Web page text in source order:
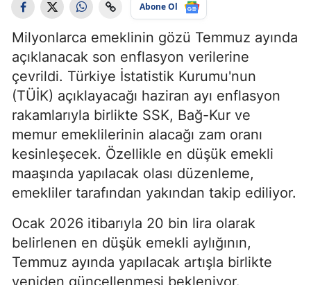
Abone Ol
Milyonlarca emeklinin gözü Temmuz ayında
açıklanacak son enflasyon verilerine
çevrildi. Türkiye İstatistik Kurumu'nun
(TÜİK) açıklayacağı haziran ayı enflasyon
rakamlarıyla birlikte SSK, Bağ-Kur ve
memur emeklilerinin alacağı zam oranı
kesinleşecek. Özellikle en düşük emekli
maaşında yapılacak olası düzenleme,
emekliler tarafından yakından takip ediliyor.
Ocak 2026 itibarıyla 20 bin lira olarak
belirlenen en düşük emekli aylığının,
Temmuz ayında yapılacak artışla birlikte
yeniden güncellenmesi bekleniyor.